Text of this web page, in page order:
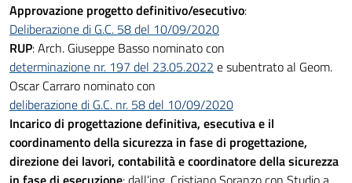
Approvazione progetto definitivo/esecutivo:
Deliberazione di G.C. 58 del 10/09/2020
RUP: Arch. Giuseppe Basso nominato con
determinazione nr. 197 del 23.05.2022 e subentrato al Geom.
Oscar Carraro nominato con
deliberazione di G.C. nr. 58 del 10/09/2020
Incarico di progettazione definitiva, esecutiva e il
coordinamento della sicurezza in fase di progettazione,
direzione dei lavori, contabilità e coordinatore della sicurezza